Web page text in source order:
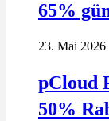
65%
23. Mai 2026
pCloud
50%